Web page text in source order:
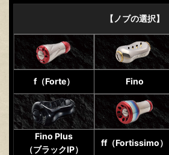
【ノブの選択】
f（Forte） Fino
Fino Plus
（ブラックIP）
ff（Fortissimo）